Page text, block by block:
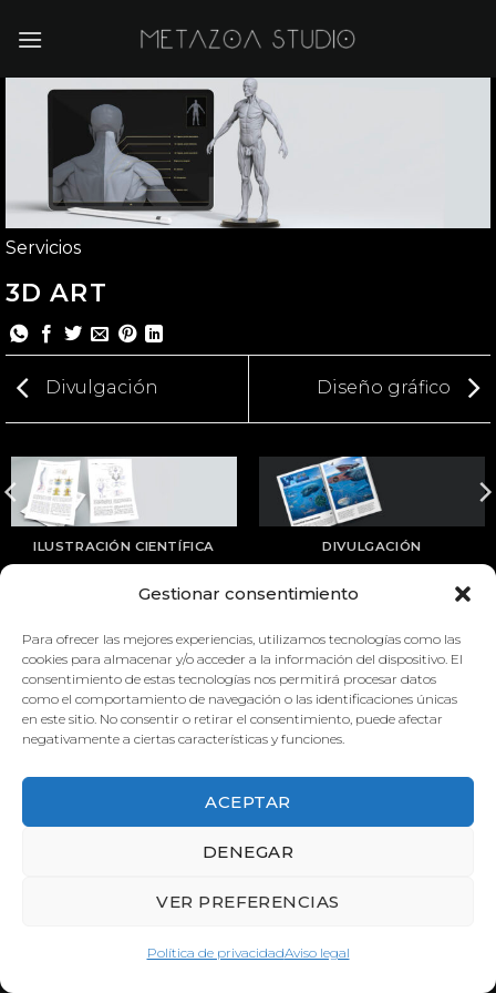
Gestionar consentimiento
Para ofrecer las mejores experiencias, utilizamos tecnologías como las
cookies para almacenar y/o acceder a la información del dispositivo. El
consentimiento de estas tecnologías nos permitirá procesar datos
como el comportamiento de navegación o las identificaciones únicas
en este sitio. No consentir o retirar el consentimiento, puede afectar
negativamente a ciertas características y funciones.
ACEPTAR
DENEGAR
VER PREFERENCIAS
Política de privacidadAviso legal
Servicios
3D ART
Divulgación Diseño gráfico
ILUSTRACIÓN CIENTÍFICA DIVULGACIÓN